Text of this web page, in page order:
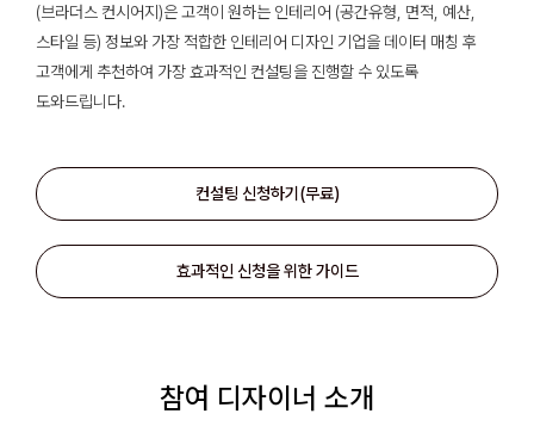
(브라더스 컨시어지)은 고객이 원하는 인테리어 (공간유형, 면적, 예산,
스타일 등) 정보와 가장 적합한 인테리어 디자인 기업을 데이터 매칭 후
고객에게 추천하여 가장 효과적인 컨설팅을 진행할 수 있도록
도와드립니다.
컨설팅 신청하기(무료)
효과적인 신청을 위한 가이드
참여 디자이너 소개